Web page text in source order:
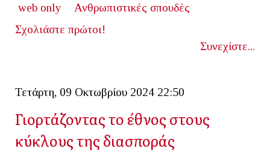
web only
Ανθρωπιστικές σπουδές
Σχολιάστε πρώτοι!
Συνεχίστε...
Τετάρτη, 09 Οκτωβρίου 2024 22:50
Γιορτάζοντας το έθνος στους
κύκλους της διασποράς